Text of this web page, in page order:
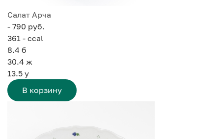
Салат Арча
- 790 руб.
361 - ccal
8.4 б
30.4 ж
13.5 у
В корзину